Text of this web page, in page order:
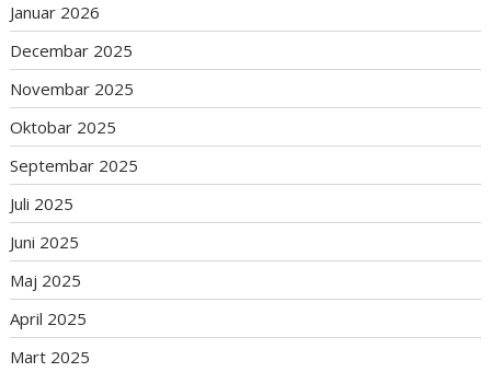
Januar 2026
Decembar 2025
Novembar 2025
Oktobar 2025
Septembar 2025
Juli 2025
Juni 2025
Maj 2025
April 2025
Mart 2025